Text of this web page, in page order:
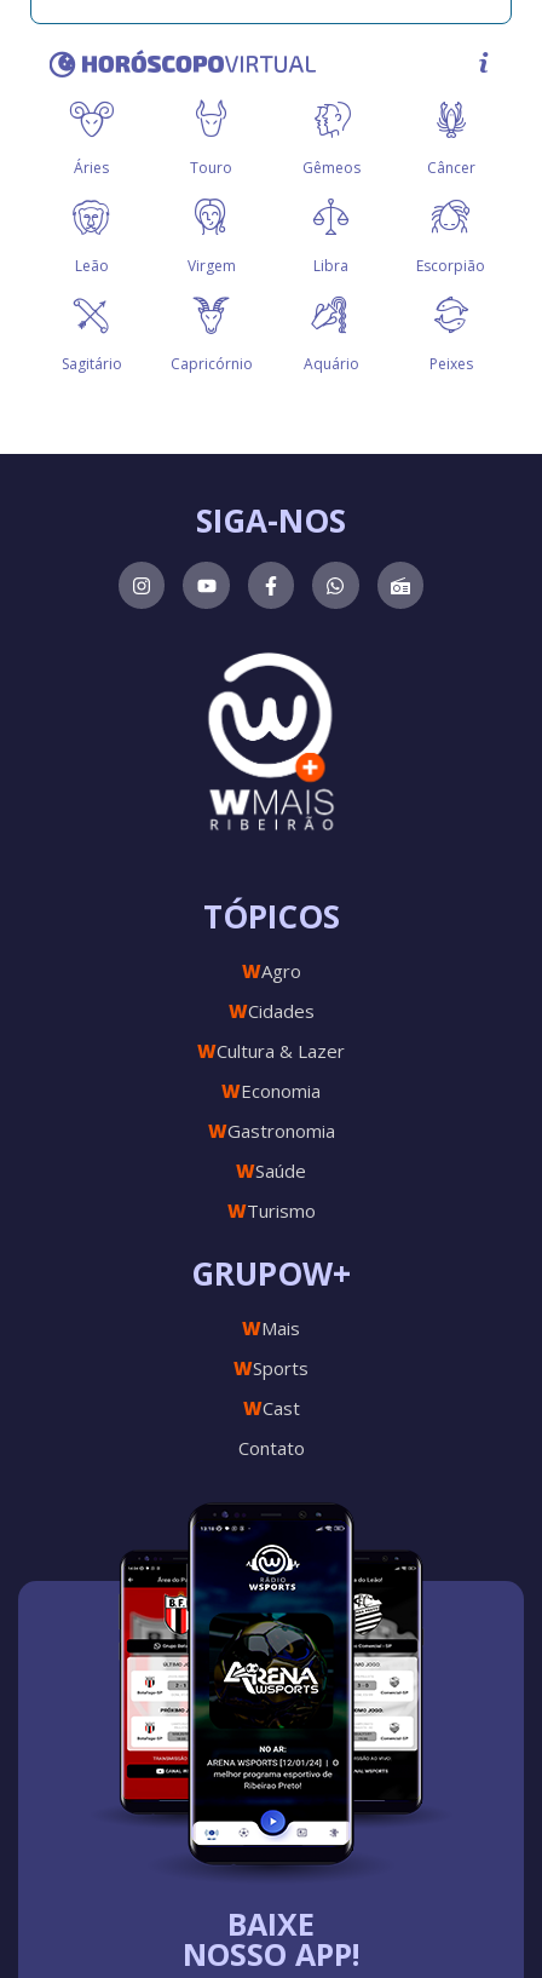
BAIXE
NOSSO APP!
GRUPOW+
WMais
WSports
WCast
Contato
TÓPICOS
WAgro
WCidades
WCultura & Lazer
WEconomia
WGastronomia
WSaúde
WTurismo
SIGA-NOS